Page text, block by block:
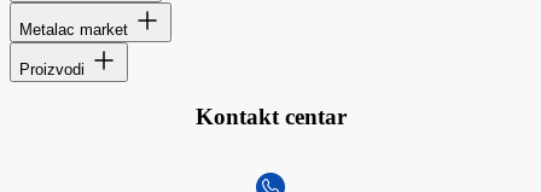
Metalac market
Proizvodi
Kontakt centar